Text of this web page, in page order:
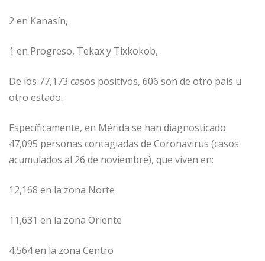
2 en Kanasín,
1 en Progreso, Tekax y Tixkokob,
De los 77,173 casos positivos, 606 son de otro país u
otro estado.
Específicamente, en Mérida se han diagnosticado
47,095 personas contagiadas de Coronavirus (casos
acumulados al 26 de noviembre), que viven en:
12,168 en la zona Norte
11,631 en la zona Oriente
4,564 en la zona Centro